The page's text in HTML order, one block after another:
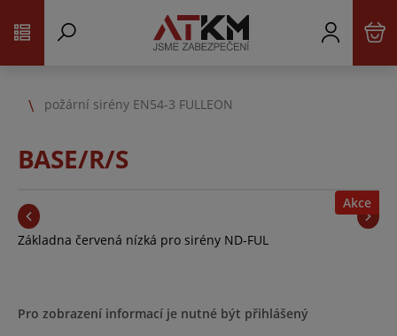
požární sirény EN54-3 FULLEON
BASE/R/S
Základna červená nízká pro sirény ND-FUL
Pro zobrazení informací je nutné být přihlášený
Akce